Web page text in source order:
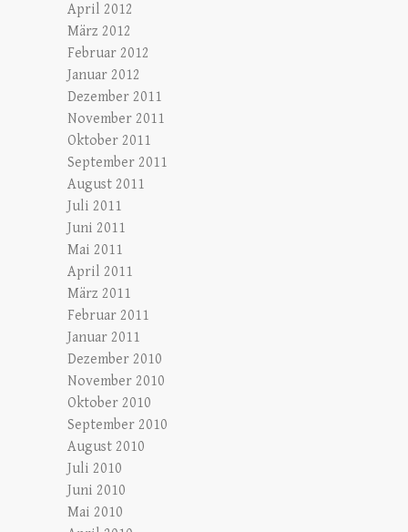
April 2012
März 2012
Februar 2012
Januar 2012
Dezember 2011
November 2011
Oktober 2011
September 2011
August 2011
Juli 2011
Juni 2011
Mai 2011
April 2011
März 2011
Februar 2011
Januar 2011
Dezember 2010
November 2010
Oktober 2010
September 2010
August 2010
Juli 2010
Juni 2010
Mai 2010